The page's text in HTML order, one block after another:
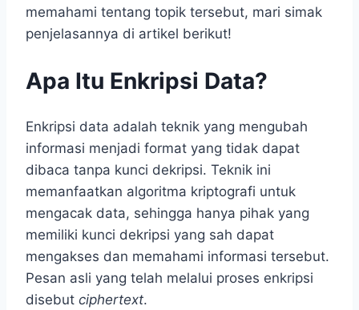
memahami tentang topik tersebut, mari simak
penjelasannya di artikel berikut!
Apa Itu Enkripsi Data?
Enkripsi data adalah teknik yang mengubah
informasi menjadi format yang tidak dapat
dibaca tanpa kunci dekripsi. Teknik ini
memanfaatkan algoritma kriptografi untuk
mengacak data, sehingga hanya pihak yang
memiliki kunci dekripsi yang sah dapat
mengakses dan memahami informasi tersebut.
Pesan asli yang telah melalui proses enkripsi
disebut ciphertext.